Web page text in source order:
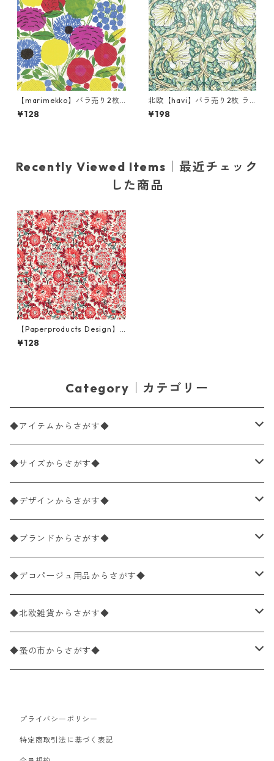
【marimekko】バラ売り2枚
ランチサイズ ペーパーナプキ
ン SITRUUNAPUU ピンク
¥128
北欧【havi】バラ売り2枚 ラ
ンチサイズ ペーパーナプキン
Pimpernel グリーン William
¥198
Recently Viewed Items｜最近チェック
した商品
【Paperproducts Design】
バラ売り2枚 ランチサイズ ペ
ーパーナプキン PAVONE レッ
¥128
Category｜カテゴリー
◆アイテムからさがす◆
ペーパーナプキン2枚バラ売り
ペーパーナプキン1枚バラ売り
ペーパーナプキン20枚入りパック
ペーパーナプキン10枚入りパック
ライスペーパー
ペーパーリネンナプキン
ワックスペーパー
◆サイズからさがす◆
33×33cm（ランチサイズ）
バラ売り
パック売り
25×25cm（カクテルサイズ）
バラ売り
パック売り
40×40cm（ディナーサイズ）
バラ売り
パック売り
21×21cm（ポケットサイズ）
バラ売り
33cm（ラウンド）
◆デザインからさがす◆
花柄
植物・グリーン柄
動物・鳥・昆虫・蝶柄
海・魚柄
食べ物・フルーツ・野菜・ドリンク柄
◆ブランドからさがす◆
ドイツ製 IHR/イア
ランチサイズ
カクテルサイズ
ドイツ製 Ambiente/アンビエンテ
ランチサイズ
ドイツ製 Paperproducts Design
カクテルサイズ
ランチサイズ
カクテルサイズ
ドイツ製 ti-flair/ティーフレア
◆デコパージュ用品からさがす◆
デコパージュ液
デコパージュ下地
デコパージュはさみ
◆北欧雑貨からさがす◆
シリコンモールド
トレイ
◆蚤の市からさがす◆
北欧雑貨
プライバシーポリシー
特定商取引法に基づく表記